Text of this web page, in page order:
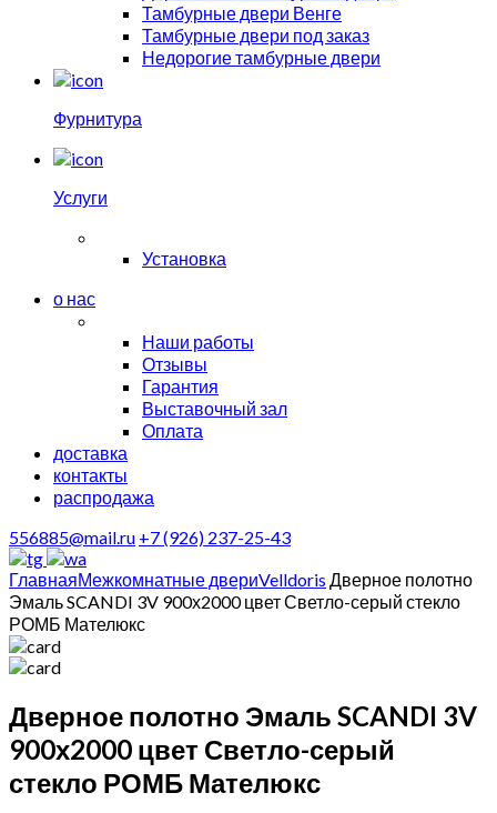
Тамбурные двери Венге
Тамбурные двери под заказ
Недорогие тамбурные двери
Фурнитура
Услуги
Установка
о нас
Наши работы
Отзывы
Гарантия
Выставочный зал
Оплата
доставка
контакты
распродажа
556885@mail.ru +7 (926) 237-25-43
ГлавнаяМежкомнатные двериVelldoris Дверное полотно
Эмаль SCANDI 3V 900х2000 цвет Светло-серый стекло
РОМБ Мателюкс
Дверное полотно Эмаль SCANDI 3V
900х2000 цвет Светло-серый
стекло РОМБ Мателюкс